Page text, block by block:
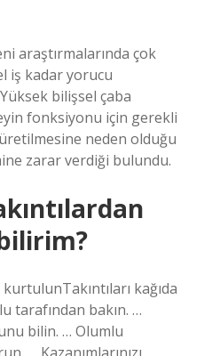
araştırmalarında çok
iş kadar yorucu
bilişsel çaba
fonksiyonu için gerekli
neden olduğu
zarar verdiği bulundu.
kurtulunTakıntıları kağıda
tarafından bakın. …
bilin. … Olumlu